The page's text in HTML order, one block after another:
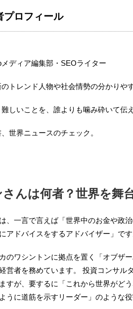
プロフィール
ディア編集部・SEOライター
トレンド人物や社会情勢の分かりや
しいことを、誰よりも噛み砕いて伝
世界ニュースのチェック。
んは何者？世界を舞
、一言で言えば「世界中のお金や政
アドバイスをするアドバイザー」です
のワシントンに拠点を置く「オブザ
営者を務めています。 投資コンサル
すが、要するに「これから世界がど
うに道筋を示すリーダー」のような役